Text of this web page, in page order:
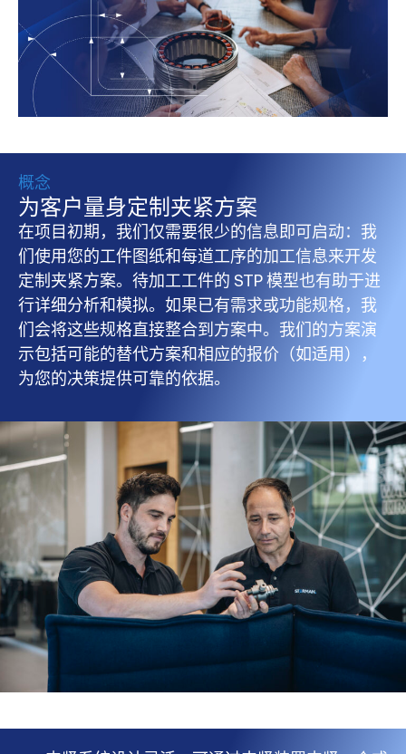
概念
为客户量身定制夹紧方案
在项目初期，我们仅需要很少的信息即可启动：我
们使用您的工件图纸和每道工序的加工信息来开发
定制夹紧方案。待加工工件的 STP 模型也有助于进
行详细分析和模拟。如果已有需求或功能规格，我
们会将这些规格直接整合到方案中。我们的方案演
示包括可能的替代方案和相应的报价（如适用），
为您的决策提供可靠的依据。